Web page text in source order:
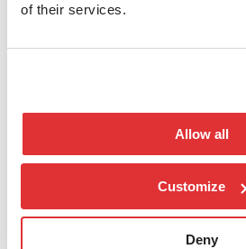
of their services.
Allow all
Customize
Deny
16:00 Austrian flight
(landing 18:20)
18:30 Train from